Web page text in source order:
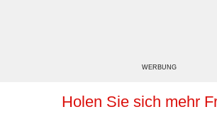
WERBUNG
Holen Sie sich mehr